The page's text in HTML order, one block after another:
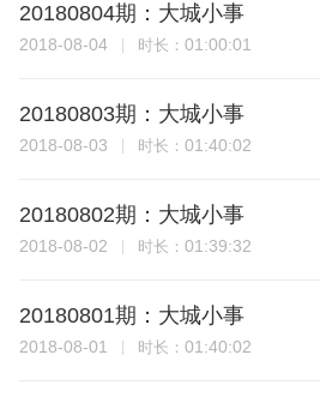
20180804期：大城小事
2018-08-04 时长： 01:00:01
20180803期：大城小事
2018-08-03 时长： 01:40:02
20180802期：大城小事
2018-08-02 时长： 01:39:32
20180801期：大城小事
2018-08-01 时长： 01:40:02